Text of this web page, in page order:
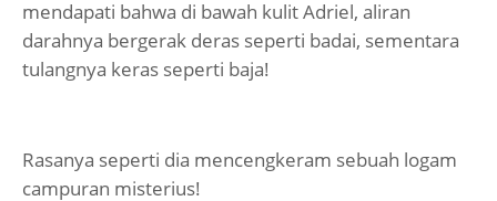
mendapati bahwa di bawah kulit Adriel, aliran
darahnya bergerak deras seperti badai, sementara
tulangnya keras seperti baja!
Rasanya seperti dia mencengkeram sebuah logam
campuran misterius!